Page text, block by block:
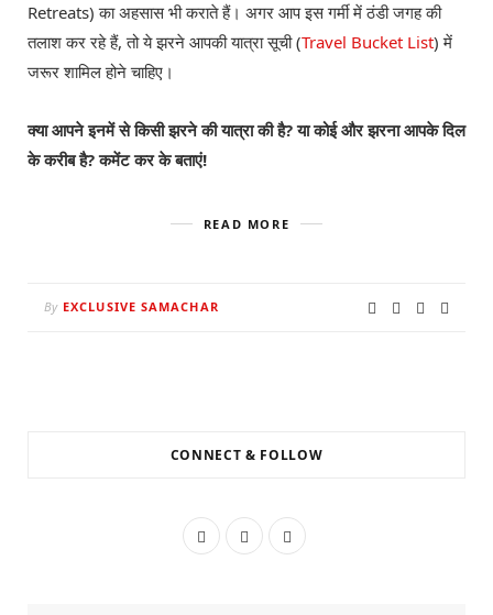
Retreats) का अहसास भी कराते हैं। अगर आप इस गर्मी में ठंडी जगह की
तलाश कर रहे हैं, तो ये झरने आपकी यात्रा सूची (Travel Bucket List) में
जरूर शामिल होने चाहिए।
क्या आपने इनमें से किसी झरने की यात्रा की है? या कोई और झरना आपके दिल
के करीब है? कमेंट कर के बताएं!
READ MORE
By EXCLUSIVE SAMACHAR
CONNECT & FOLLOW
F
T
I